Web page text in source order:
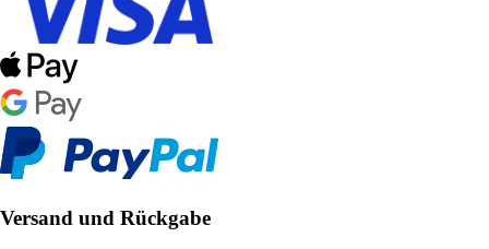
Versand und Rückgabe